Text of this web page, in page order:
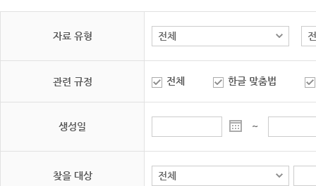
자료 유형
관련 규정 전체 한글 맞춤법
생성일 ~
찾을 대상